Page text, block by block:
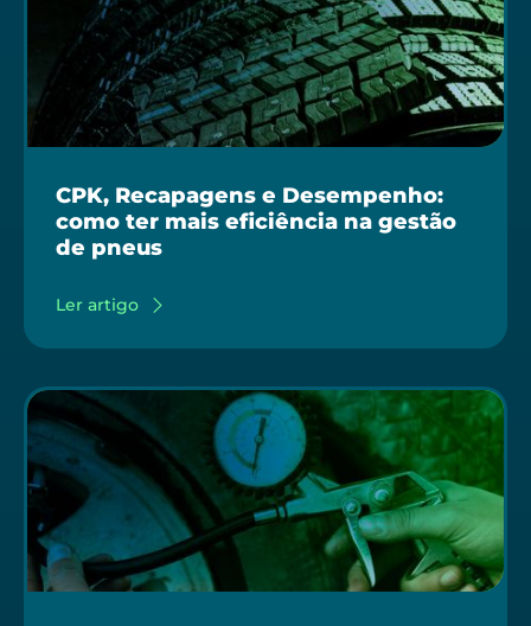
CPK, Recapagens e Desempenho:
como ter mais eficiência na gestão
de pneus
Ler artigo